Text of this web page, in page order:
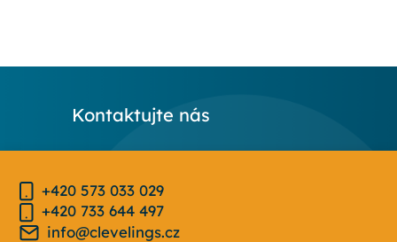
Kontaktujte nás
+420 573 033 029
+420 733 644 497
info@clevelings.cz